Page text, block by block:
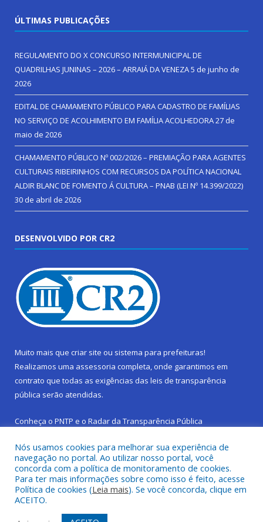
ÚLTIMAS PUBLICAÇÕES
REGULAMENTO DO X CONCURSO INTERMUNICIPAL DE
QUADRILHAS JUNINAS – 2026 – ARRAIÁ DA VENEZA5 de junho de
2026
EDITAL DE CHAMAMENTO PÚBLICO PARA CADASTRO DE FAMÍLIAS
NO SERVIÇO DE ACOLHIMENTO EM FAMÍLIA ACOLHEDORA27 de
maio de 2026
CHAMAMENTO PÚBLICO Nº 002/2026 – PREMIAÇÃO PARA AGENTES
CULTURAIS RIBEIRINHOS COM RECURSOS DA POLÍTICA NACIONAL
ALDIR BLANC DE FOMENTO Á CULTURA – PNAB (LEI Nº 14.399/2022)
30 de abril de 2026
DESENVOLVIDO POR CR2
Muito mais que criar site ou sistema para prefeituras!
Realizamos uma assessoria completa, onde garantimos em
contrato que todas as exigências das leis de transparência
pública serão atendidas.
Conheça o PNTP e o Radar da Transparência Pública
Todos os direitos reservados a Prefeitura Municipal de São
Sebastião da Boa Vista.
Nós usamos cookies para melhorar sua experiência de
navegação no portal. Ao utilizar nosso portal, você
concorda com a política de monitoramento de cookies.
Para ter mais informações sobre como isso é feito, acesse
Política de cookies (Leia mais). Se você concorda, clique em
ACEITO.